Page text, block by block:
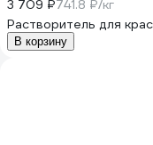
3 709 ₽741.8 ₽/кг
Растворитель для
В корзину